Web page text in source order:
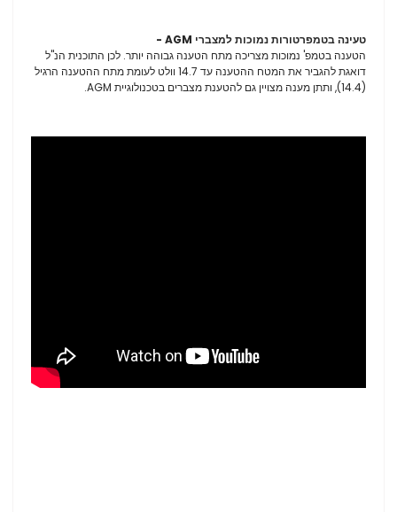
טעינה בטמפרטורות נמוכות למצברי AGM -
הטענה בטמפ' נמוכות מצריכה מתח הטענה גבוהה יותר. לכן התוכנית הנ"ל
דואגת להגביר את המטח ההטענה עד 14.7 וולט לעומת מתח ההטענה הרגיל
(14.4), ותתן מענה מצויין גם להטענת מצברים בטכנולוגיית AGM.